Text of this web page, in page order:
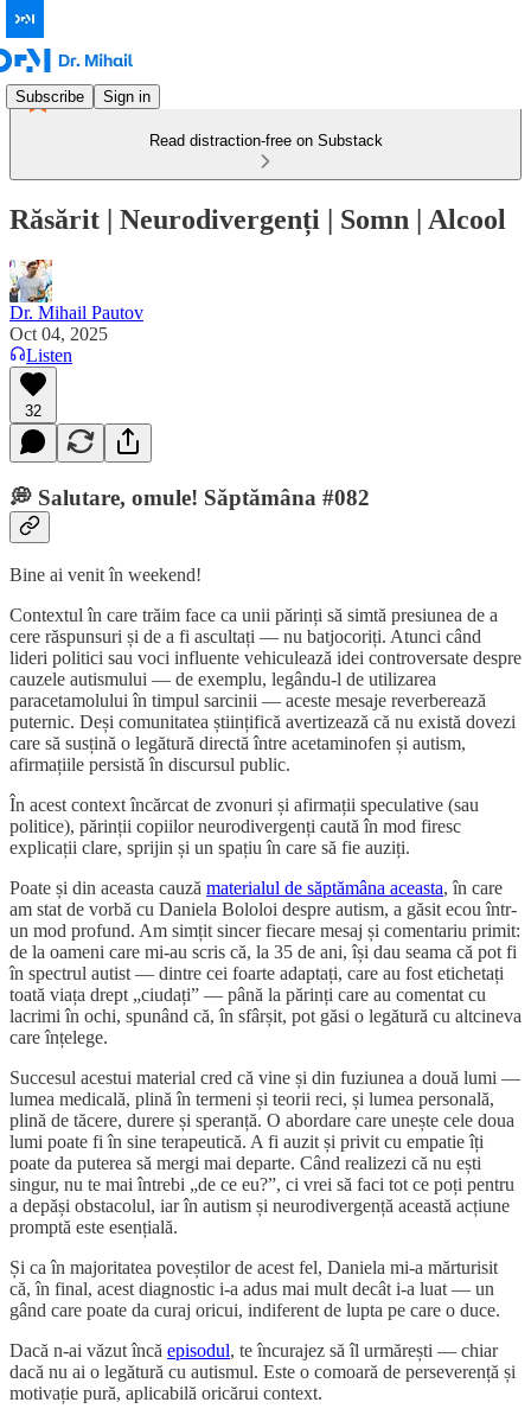
Subscribe Sign in
Read distraction-free on Substack
Răsărit | Neurodivergenți | Somn | Alcool
Dr. Mihail Pautov
Oct 04, 2025
Listen
32
💭 Salutare, omule! Săptămâna #082
Bine ai venit în weekend!
Contextul în care trăim face ca unii părinți să simtă presiunea de a
cere răspunsuri și de a fi ascultați — nu batjocoriți. Atunci când
lideri politici sau voci influente vehiculează idei controversate despre
cauzele autismului — de exemplu, legându-l de utilizarea
paracetamolului în timpul sarcinii — aceste mesaje reverberează
puternic. Deși comunitatea științifică avertizează că nu există dovezi
care să susțină o legătură directă între acetaminofen și autism,
afirmațiile persistă în discursul public.
În acest context încărcat de zvonuri și afirmații speculative (sau
politice), părinții copiilor neurodivergenți caută în mod firesc
explicații clare, sprijin și un spațiu în care să fie auziți.
Poate și din aceasta cauză materialul de săptămâna aceasta, în care
am stat de vorbă cu Daniela Bololoi despre autism, a găsit ecou într-
un mod profund. Am simțit sincer fiecare mesaj și comentariu primit:
de la oameni care mi-au scris că, la 35 de ani, își dau seama că pot fi
în spectrul autist — dintre cei foarte adaptați, care au fost etichetați
toată viața drept „ciudați” — până la părinți care au comentat cu
lacrimi în ochi, spunând că, în sfârșit, pot găsi o legătură cu altcineva
care înțelege.
Succesul acestui material cred că vine și din fuziunea a două lumi —
lumea medicală, plină în termeni și teorii reci, și lumea personală,
plină de tăcere, durere și speranță. O abordare care unește cele doua
lumi poate fi în sine terapeutică. A fi auzit și privit cu empatie îți
poate da puterea să mergi mai departe. Când realizezi că nu ești
singur, nu te mai întrebi „de ce eu?”, ci vrei să faci tot ce poți pentru
a depăși obstacolul, iar în autism și neurodivergență această acțiune
promptă este esențială.
Și ca în majoritatea poveștilor de acest fel, Daniela mi-a mărturisit
că, în final, acest diagnostic i-a adus mai mult decât i-a luat — un
gând care poate da curaj oricui, indiferent de lupta pe care o duce.
Dacă n-ai văzut încă episodul, te încurajez să îl urmărești — chiar
dacă nu ai o legătură cu autismul. Este o comoară de perseverență și
motivație pură, aplicabilă oricărui context.